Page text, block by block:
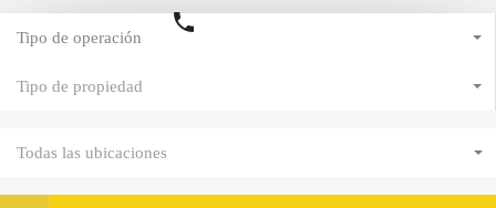
Tipo de operación
Tipo de propiedad
Todas las ubicaciones